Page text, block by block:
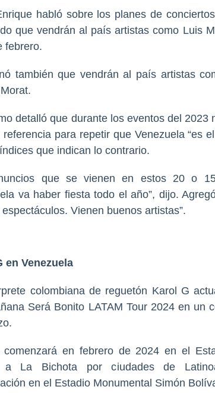
habló sobre los planes de
que vendrán al país artistas como Luis
febrero.
también que vendrán al país artistas
detalló que durante los eventos del
para repetir que Venezuela “es
que indican lo contrario.
que se vienen en estos 20 o
va haber fiesta todo el año”, dijo.
espectáculos. Vienen buenos artistas”.
en Venezuela
colombiana de reguetón Karol G
Será Bonito LATAM Tour 2024 en un
comenzará en febrero de 2024 en el
a La Bichota por ciudades de
en el Estadio Monumental Simón